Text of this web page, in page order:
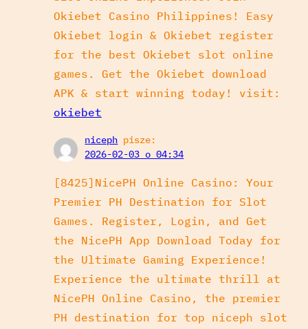
Okiebet Casino Philippines! Easy
Okiebet login & Okiebet register
for the best Okiebet slot online
games. Get the Okiebet download
APK & start winning today! visit:
okiebet
niceph pisze:
2026-02-03 o 04:34
[8425]NicePH Online Casino: Your
Premier PH Destination for Slot
Games. Register, Login, and Get
the NicePH App Download Today for
the Ultimate Gaming Experience!
Experience the ultimate thrill at
NicePH Online Casino, the premier
PH destination for top niceph slot